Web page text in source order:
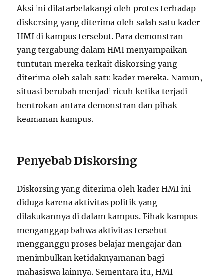
Aksi ini dilatarbelakangi oleh protes terhadap
diskorsing yang diterima oleh salah satu kader
HMI di kampus tersebut. Para demonstran
yang tergabung dalam HMI menyampaikan
tuntutan mereka terkait diskorsing yang
diterima oleh salah satu kader mereka. Namun,
situasi berubah menjadi ricuh ketika terjadi
bentrokan antara demonstran dan pihak
keamanan kampus.
Penyebab Diskorsing
Diskorsing yang diterima oleh kader HMI ini
diduga karena aktivitas politik yang
dilakukannya di dalam kampus. Pihak kampus
menganggap bahwa aktivitas tersebut
mengganggu proses belajar mengajar dan
menimbulkan ketidaknyamanan bagi
mahasiswa lainnya. Sementara itu, HMI